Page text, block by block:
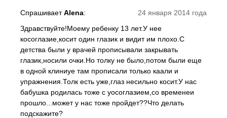
24 января 2014 года
СпрашиваетAlena:
Здравствуйте!Моему ребенку 13 лет.У нее
косоглазие,косит один глазик и видит им плохо.С
детства были у врачей прописывали закрывать
глазик,носили очки.Но толку не было,потом были еще
в одной клиниуе там прописали только каали и
упражнения.Толк есть уже,глаз несильно косит.У нас
бабушка родилась тоже с уосоглазием,со временеи
прошло...может у нас тоже пройдет??Что делать
подскажите?